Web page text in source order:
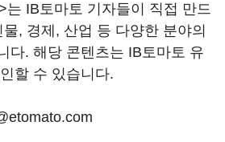
IB토마토 기자들이 직접 만드
, 경제, 산업 등 다양한 분야의
다. 해당 콘텐츠는 IB토마토 유
할 수 있습니다.